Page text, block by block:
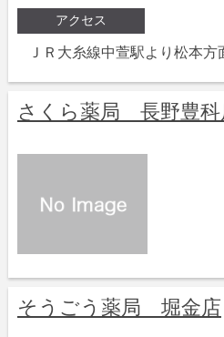
アクセス
ＪＲ大糸線中萱駅より松本
さくら薬局 長野豊科
そうごう薬局 堀金店